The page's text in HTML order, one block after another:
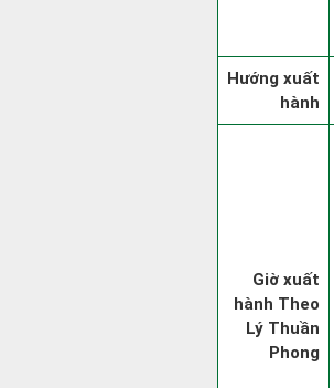
Hướng xuất
hành
Giờ xuất
hành Theo
Lý Thuần
Phong